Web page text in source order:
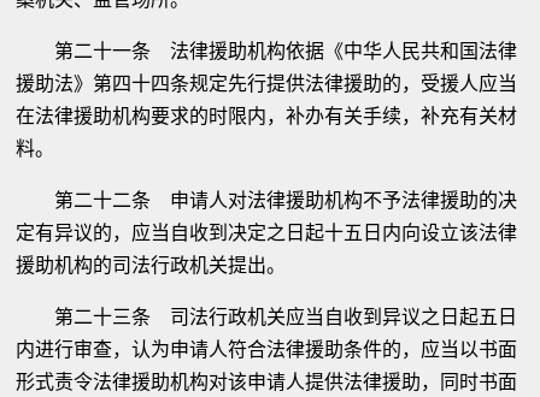
第二十一条 法律援助机构依据《中华人民共和国法律
援助法》第四十四条规定先行提供法律援助的，受援人应当
在法律援助机构要求的时限内，补办有关手续，补充有关材
料。
第二十二条 申请人对法律援助机构不予法律援助的决
定有异议的，应当自收到决定之日起十五日内向设立该法律
援助机构的司法行政机关提出。
第二十三条 司法行政机关应当自收到异议之日起五日
内进行审查，认为申请人符合法律援助条件的，应当以书面
形式责令法律援助机构对该申请人提供法律援助，同时书面